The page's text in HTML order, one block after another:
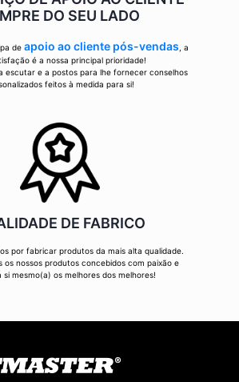
DO SEU LADO
de apoio ao cliente pós-vendas , a
é a nossa principal prioridade!
escutar e a postos para lhe fornecer conselhos
feitos à medida para si!
DE FABRICO
por fabricar produtos da mais alta qualidade.
os nossos produtos concebidos com paixão e
si mesmo(a) os melhores dos melhores!